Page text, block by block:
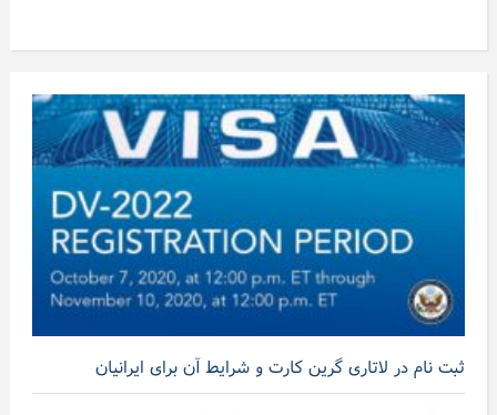
ثبت نام در لاتاری گرین کارت و شرایط آن برای ایرانیان